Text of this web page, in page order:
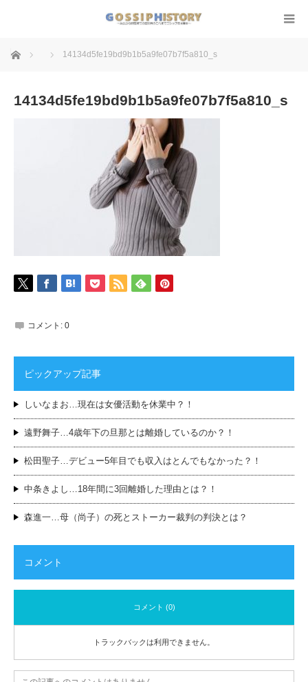
ホーム 14134d5fe19bd9b1b5a9fe07b7f5a810_s
14134d5fe19bd9b1b5a9fe07b7f5a810_s
コメント: 0
ピックアップ記事
しいなまお…現在は女優活動を休業中？！
遠野舞子…4歳年下の旦那とは離婚しているのか？！
松田聖子…デビュー5年目でも収入はとんでもなかった？！
中条きよし…18年間に3回離婚した理由とは？！
森進一…母（尚子）の死とストーカー裁判の判決とは？
コメント
コメント (0)
トラックバックは利用できません。